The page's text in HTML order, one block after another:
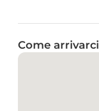
Come arrivarci